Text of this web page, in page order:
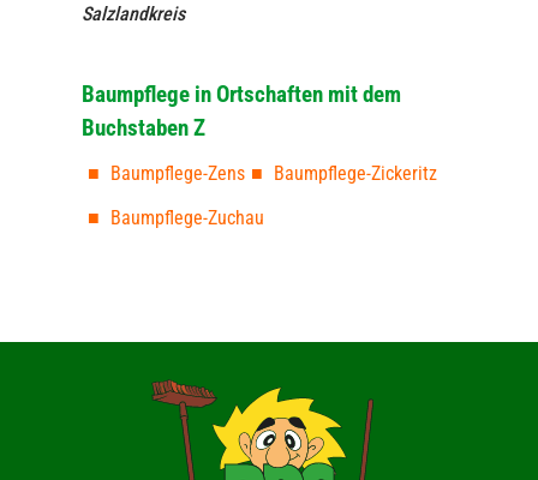
Salzlandkreis
Baumpflege in Ortschaften mit dem
Buchstaben Z
Baumpflege-Zens
Baumpflege-Zickeritz
Baumpflege-Zuchau